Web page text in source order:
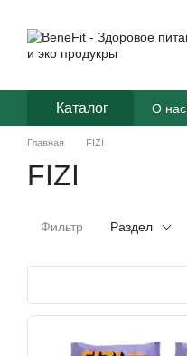
Каталог О нас
Главная FIZI
FIZI
Фильтр Раздел